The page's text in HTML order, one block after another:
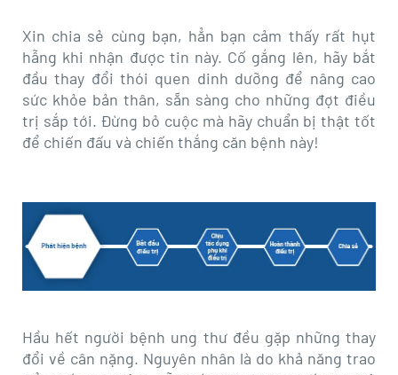
Xin chia sẻ cùng bạn, hẳn bạn cảm thấy rất hụt
hẫng khi nhận được tin này. Cố gắng lên, hãy bắt
đầu thay đổi thói quen dinh dưỡng để nâng cao
sức khỏe bản thân, sẵn sàng cho những đợt điều
trị sắp tới. Đừng bỏ cuộc mà hãy chuẩn bị thật tốt
để chiến đấu và chiến thắng căn bệnh này!
Hầu hết người bệnh ung thư đều gặp những thay
đổi về cân nặng. Nguyên nhân là do khả năng trao